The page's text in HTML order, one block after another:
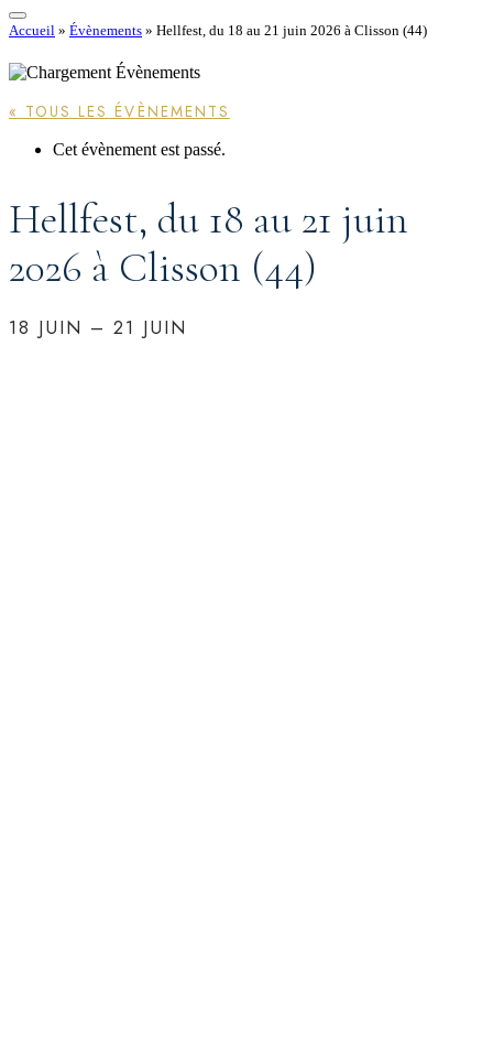
Accueil » Évènements » Hellfest, du 18 au 21 juin 2026 à Clisson (44)
« TOUS LES ÉVÈNEMENTS
Cet évènement est passé.
Hellfest, du 18 au 21 juin
2026 à Clisson (44)
18 JUIN –21 JUIN